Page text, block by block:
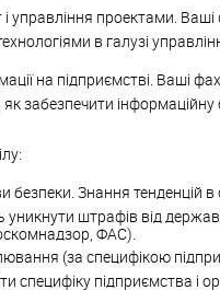
управління проектами. Ваші
в галузі
на підприємстві. Ваші
забезпечити інформаційну
безпеки. Знання тенденцій в
уникнути штрафів від
ФАС).
(за специфікою
специфіку підприємства і